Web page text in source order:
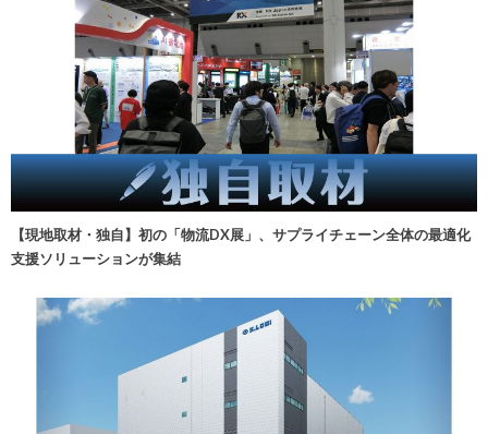
【現地取材・独自】初の「物流DX展」、サプライチェーン全体の最適化
支援ソリューションが集結